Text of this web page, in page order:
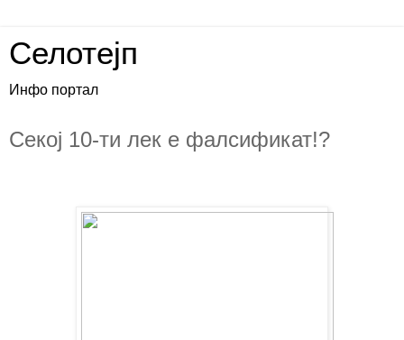
Селотејп
Инфо портал
Секој 10-ти лек е фалсификат!?